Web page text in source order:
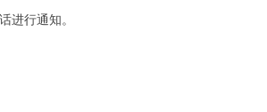
进行通知。